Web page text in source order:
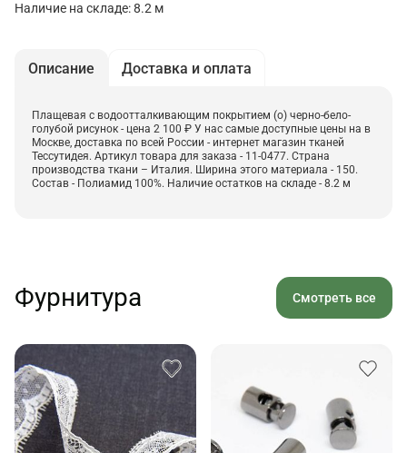
Наличие на складе: 8.2 м
Описание Доставка и оплата
Плащевая с водоотталкивающим покрытием (о) черно-бело-
голубой рисунок - цена 2 100 ₽ У нас самые доступные цены на в
Москве, доставка по всей России - интернет магазин тканей
Тессутидея. Артикул товара для заказа - 11-0477. Страна
производства ткани – Италия. Ширина этого материала - 150.
Состав - Полиамид 100%. Наличие остатков на складе - 8.2 м
Фурнитура Смотреть все